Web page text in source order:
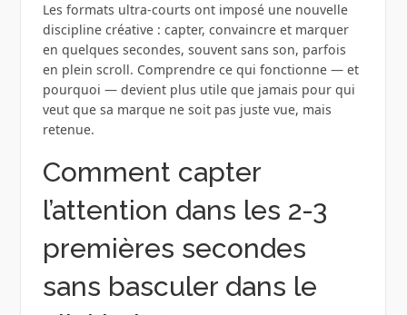
Les formats ultra-courts ont imposé une nouvelle
discipline créative : capter, convaincre et marquer
en quelques secondes, souvent sans son, parfois
en plein scroll. Comprendre ce qui fonctionne — et
pourquoi — devient plus utile que jamais pour qui
veut que sa marque ne soit pas juste vue, mais
retenue.
Comment capter
l’attention dans les 2-3
premières secondes
sans basculer dans le